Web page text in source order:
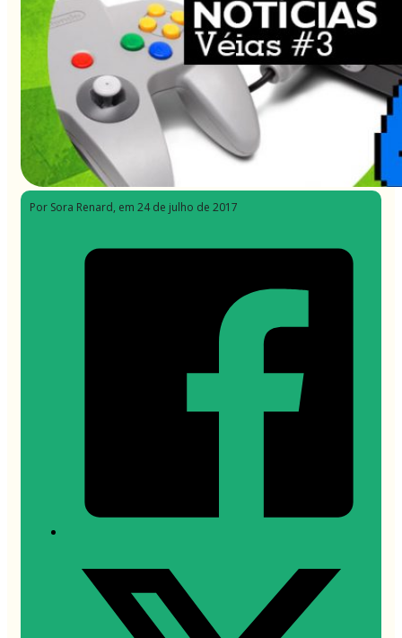
Por Sora Renard, em 24 de julho de 2017